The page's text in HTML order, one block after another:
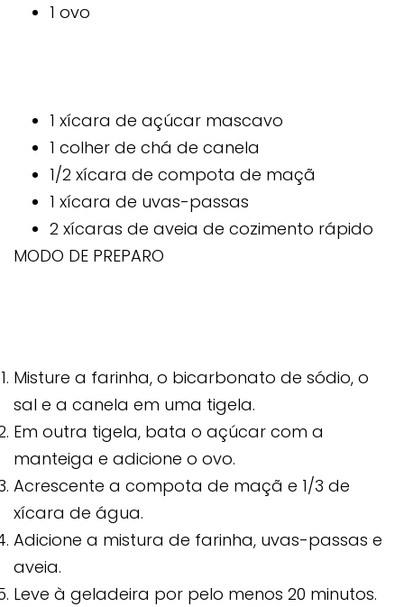
1 ovo
1 xícara de açúcar mascavo
1 colher de chá de canela
1/2 xícara de compota de maçã
1 xícara de uvas-passas
2 xícaras de aveia de cozimento rápido
MODO DE PREPARO
Misture a farinha, o bicarbonato de sódio, o
sal e a canela em uma tigela.
Em outra tigela, bata o açúcar com a
manteiga e adicione o ovo.
Acrescente a compota de maçã e 1/3 de
xícara de água.
Adicione a mistura de farinha, uvas-passas e
aveia.
Leve à geladeira por pelo menos 20 minutos.